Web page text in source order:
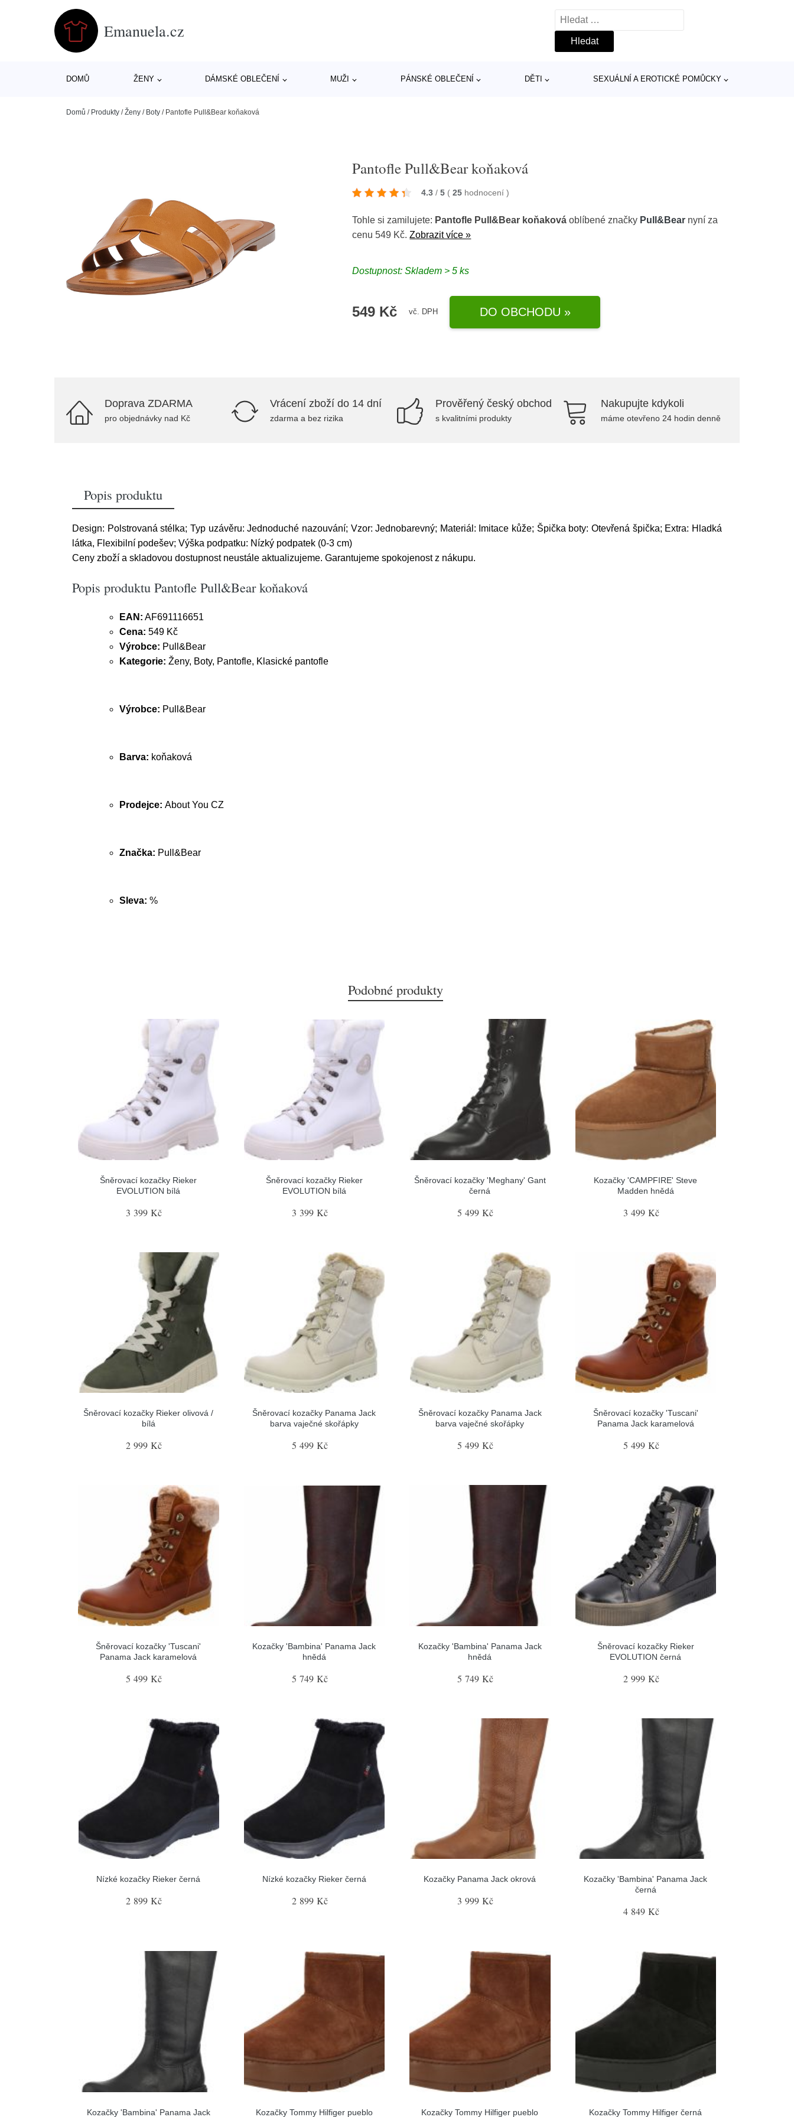
Emanuela.cz
Vyhledávání
DOMŮ ŽENY DÁMSKÉ OBLEČENÍ MUŽI PÁNSKÉ OBLEČENÍ DĚTI SEXUÁLNÍ A EROTICKÉ POMŮCKY
Domů / Produkty /Ženy / Boty / Pantofle Pull&Bear koňaková
Pantofle Pull&Bear koňaková
4.3 / 5 ( 25 hodnocení)
Tohle si zamilujete: Pantofle Pull&Bear koňaková oblíbené značky Pull&Bear nyní za
cenu 549 Kč.Zobrazit více »
Dostupnost: Skladem > 5 ks
549 Kč vč. DPH DO OBCHODU »
Doprava ZDARMA
pro objednávky nad Kč
Vrácení zboží do 14 dní
zdarma a bez rizika
Prověřený český obchod
s kvalitními produkty
Nakupujte kdykoli
máme otevřeno 24 hodin denně
Popis produktu
Design: Polstrovaná stélka; Typ uzávěru: Jednoduché nazouvání; Vzor: Jednobarevný; Materiál: Imitace kůže; Špička boty: Otevřená špička; Extra: Hladká
látka, Flexibilní podešev; Výška podpatku: Nízký podpatek (0-3 cm)
Ceny zboží a skladovou dostupnost neustále aktualizujeme. Garantujeme spokojenost z nákupu.
Popis produktu Pantofle Pull&Bear koňaková
EAN: AF691116651
Cena: 549 Kč
Výrobce: Pull&Bear
Kategorie: Ženy, Boty, Pantofle, Klasické pantofle
Výrobce: Pull&Bear
Barva: koňaková
Prodejce: About You CZ
Značka: Pull&Bear
Sleva: %
Podobné produkty
Šněrovací kozačky Rieker
EVOLUTION bílá
3 399 Kč
Šněrovací kozačky Rieker
EVOLUTION bílá
3 399 Kč
Šněrovací kozačky 'Meghany' Gant
černá
5 499 Kč
Kozačky 'CAMPFIRE' Steve
Madden hnědá
3 499 Kč
Šněrovací kozačky Rieker olivová /
bílá
2 999 Kč
Šněrovací kozačky Panama Jack
barva vaječné skořápky
5 499 Kč
Šněrovací kozačky Panama Jack
barva vaječné skořápky
5 499 Kč
Šněrovací kozačky 'Tuscani'
Panama Jack karamelová
5 499 Kč
Šněrovací kozačky 'Tuscani'
Panama Jack karamelová
5 499 Kč
Kozačky 'Bambina' Panama Jack
hnědá
5 749 Kč
Kozačky 'Bambina' Panama Jack
hnědá
5 749 Kč
Šněrovací kozačky Rieker
EVOLUTION černá
2 999 Kč
Nízké kozačky Rieker černá
2 899 Kč
Nízké kozačky Rieker černá
2 899 Kč
Kozačky Panama Jack okrová
3 999 Kč
Kozačky 'Bambina' Panama Jack
černá
4 849 Kč
Kozačky 'Bambina' Panama Jack Kozačky Tommy Hilfiger pueblo Kozačky Tommy Hilfiger pueblo Kozačky Tommy Hilfiger černá